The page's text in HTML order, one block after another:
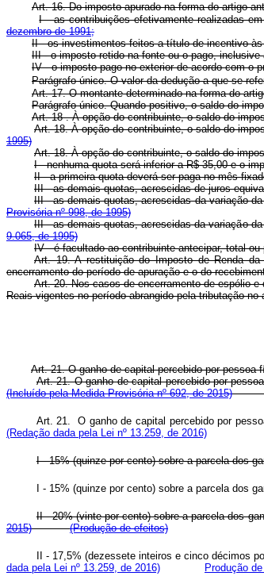
Art. 16. Do imposto apurado na forma do artigo
I - as contribuições efetivamente realizadas
dezembro de 1991;
II - os investimentos feitos a título de incentivo
III - o imposto retido na fonte ou o pago,
IV - o imposto pago no exterior de acordo com o
Parágrafo único. O valor da dedução a que se
Art. 17. O montante determinado na forma do
Parágrafo único. Quando positivo, o saldo do
Art. 18 . À opção do contribuinte, o saldo do
Art. 18. À opção do contribuinte, o saldo do
1995)
Art. 18. À opção do contribuinte, o saldo do
I - nenhuma quota será inferior a R$ 35,00 e o
II - a primeira quota deverá ser paga no mês
III - as demais quotas, acrescidas de juros
III - as demais quotas, acrescidas da
Provisória nº 998, de 1995)
III - as demais quotas, acrescidas da
9.065, de 1995)
IV - é facultado ao contribuinte antecipar, total
Art. 19. A restituição do Imposto de Renda
encerramento do período de apuração e o do
Art. 20. Nos casos de encerramento de espólio
Reais vigentes no período abrangido pela tributação no
Art. 21. O ganho de capital percebido por pessoa
Art. 21. O ganho de capital percebido por
(Incluído pela Medida Provisória nº 692, de 2015)
Art. 21. O ganho de capital percebido por
(Redação dada pela Lei nº 13.259, de 2016)
I - 15% (quinze por cento) sobre a parcela
I - 15% (quinze por cento) sobre a parcela
II - 20% (vinte por cento) sobre a parcela
2015)
(Produção de efeitos)
II - 17,5% (dezessete inteiros e cinco
dada pela Lei nº 13.259, de 2016)
Produção